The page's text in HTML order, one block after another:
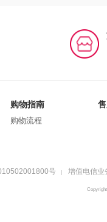
购物指南
购物流程
号 | 增值电信业